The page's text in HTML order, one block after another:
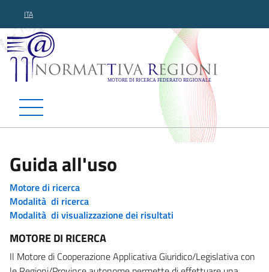
ITA
Normattiva Regioni -
Guida all'uso
Motore di ricerca
Modalità di ricerca
Modalità di visualizzazione dei risultati
MOTORE DI RICERCA
Il Motore di Cooperazione Applicativa Giuridico/Legislativa con